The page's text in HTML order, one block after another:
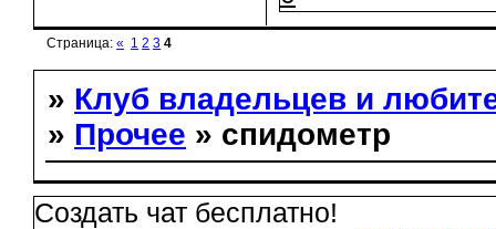
Страница:« 1 2 3 4
» Клуб владельцев и
» Прочее » спидометр
Создать чат бесплатно!